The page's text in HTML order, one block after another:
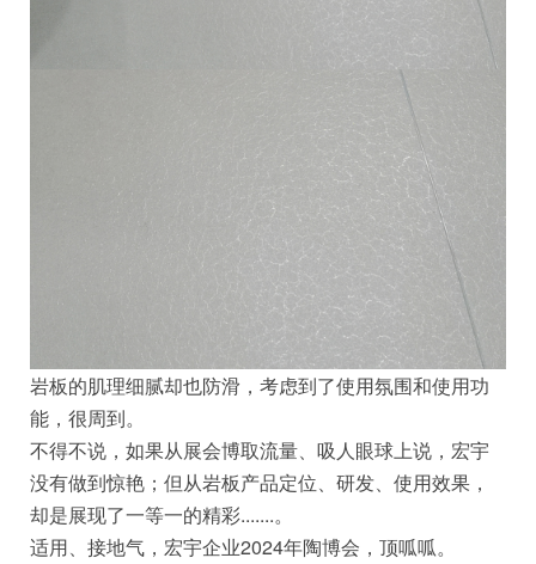
岩板的肌理细腻却也防滑，考虑到了使用氛围和使用功
能，很周到。
不得不说，如果从展会博取流量、吸人眼球上说，宏宇
没有做到惊艳；但从岩板产品定位、研发、使用效果，
却是展现了一等一的精彩.......。
适用、接地气，宏宇企业2024年陶博会，顶呱呱。